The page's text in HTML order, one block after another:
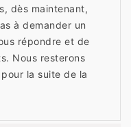
dès maintenant,
à demander un
répondre et de
Nous resterons
la suite de la